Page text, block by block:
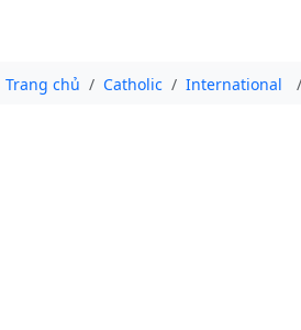
Trang chủ Catholic International